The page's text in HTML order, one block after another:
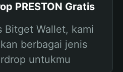
PRESTON Gratis
Bitget Wallet, kami
berbagai jenis
untukmu